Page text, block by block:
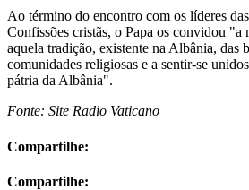
Ao término do encontro com os líderes
Confissões cristãs, o Papa os convidou "a
aquela tradição, existente na Albânia, das
comunidades religiosas e a sentir-se
pátria da Albânia".
Fonte: Site Radio Vaticano
Compartilhe:
Compartilhe: